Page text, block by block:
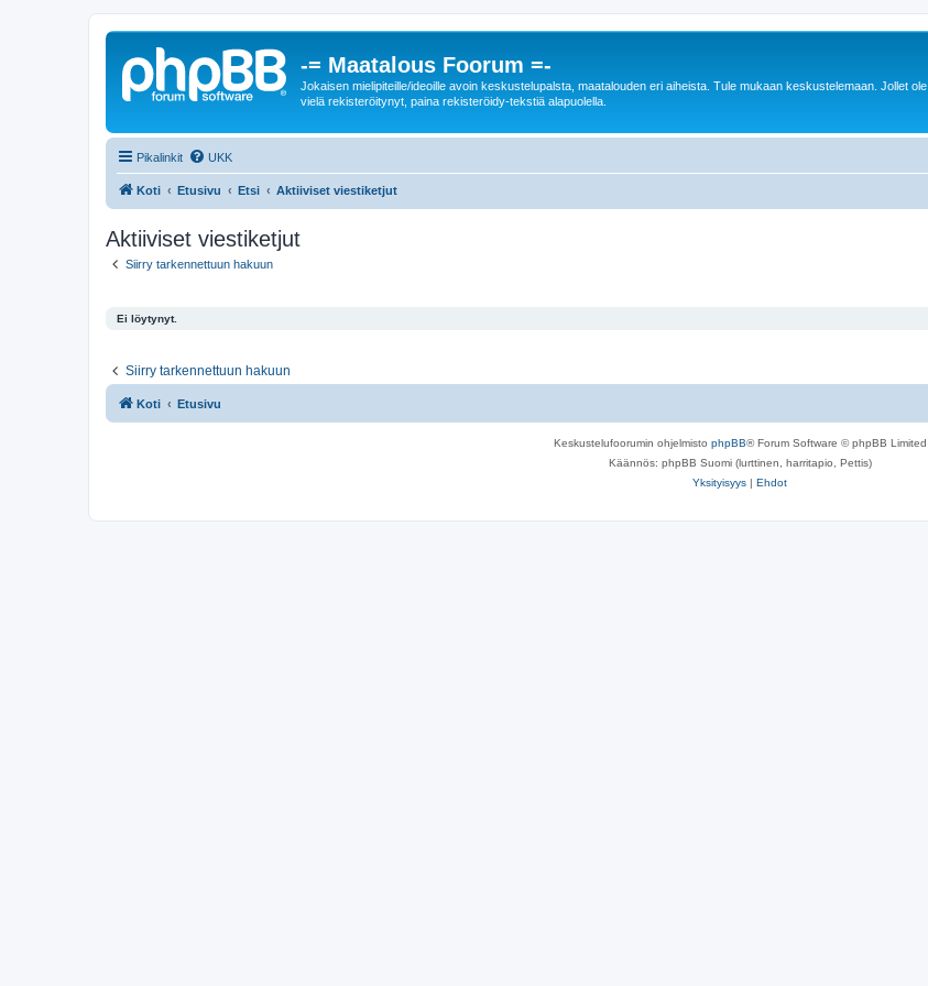
-= Maatalous Foorum =-
Jokaisen mielipiteille/ideoille avoin keskustelupalsta, maatalouden eri aiheista. Tule mukaan keskustelemaan. Jollet ole
vielä rekisteröitynyt, paina rekisteröidy-tekstiä alapuolella.
Pikalinkit UKK
Koti Etusivu Etsi Aktiiviset viestiketjut
Aktiiviset viestiketjut
Siirry tarkennettuun hakuun
Ei löytynyt.
Siirry tarkennettuun hakuun
Koti Etusivu
Keskustelufoorumin ohjelmisto phpBB® Forum Software © phpBB Limited
Käännös: phpBB Suomi (lurttinen, harritapio, Pettis)
Yksityisyys | Ehdot